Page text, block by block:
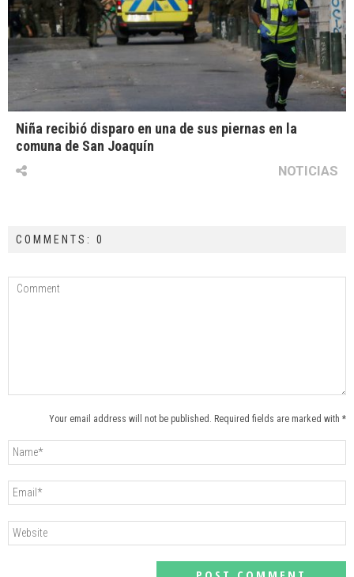
Niña recibió disparo en una de sus piernas en la
comuna de San Joaquín
NOTICIAS
COMMENTS: 0
Your email address will not be published. Required fields are marked with *